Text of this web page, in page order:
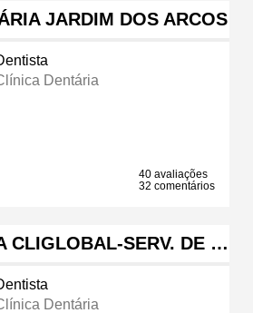
JARDIM DOS ARCOS
Dentária
40 avaliações
32 comentários
CLIGLOBAL-SERV. DE …
Dentária